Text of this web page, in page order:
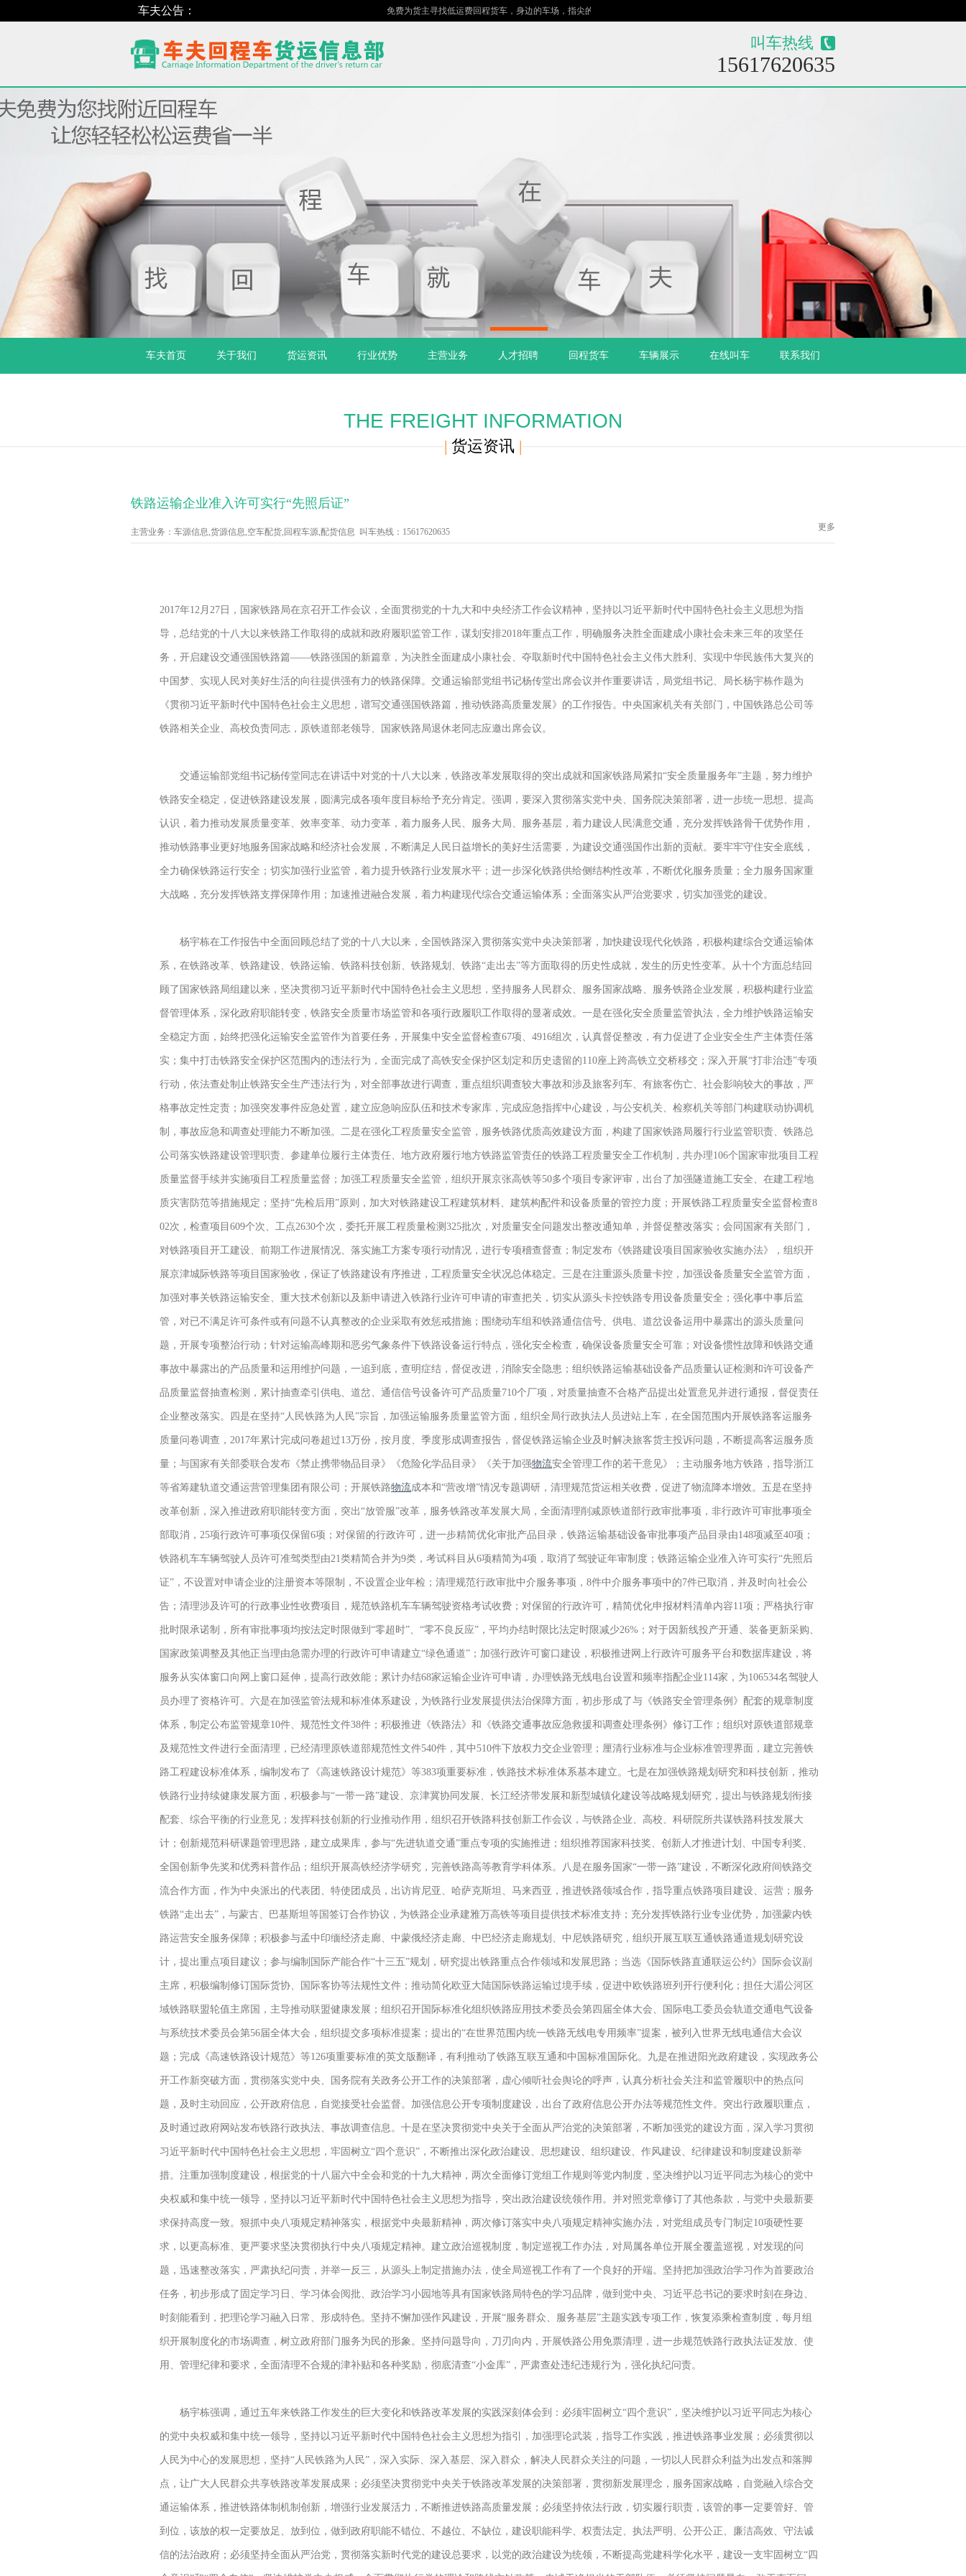
车夫公告： 免费为货主寻找低运费回程货车，身边的车场，指尖的货站！
叫车热线
15617620635
1 2
车夫首页 关于我们 货运资讯 行业优势 主营业务 人才招聘 回程货车 车辆展示 在线叫车 联系我们
THE FREIGHT INFORMATION
| 货运资讯 |
铁路运输企业准入许可实行“先照后证”
主营业务：车源信息,货源信息,空车配货,回程车源,配货信息 叫车热线：15617620635 更多
2017年12月27日，国家铁路局在京召开工作会议，全面贯彻党的十九大和中央经济工作会议精神，坚持以习近平新时代中国特色社会主义思想为指
导，总结党的十八大以来铁路工作取得的成就和政府履职监管工作，谋划安排2018年重点工作，明确服务决胜全面建成小康社会未来三年的攻坚任
务，开启建设交通强国铁路篇——铁路强国的新篇章，为决胜全面建成小康社会、夺取新时代中国特色社会主义伟大胜利、实现中华民族伟大复兴的
中国梦、实现人民对美好生活的向往提供强有力的铁路保障。交通运输部党组书记杨传堂出席会议并作重要讲话，局党组书记、局长杨宇栋作题为
《贯彻习近平新时代中国特色社会主义思想，谱写交通强国铁路篇，推动铁路高质量发展》的工作报告。中央国家机关有关部门，中国铁路总公司等
铁路相关企业、高校负责同志，原铁道部老领导、国家铁路局退休老同志应邀出席会议。
交通运输部党组书记杨传堂同志在讲话中对党的十八大以来，铁路改革发展取得的突出成就和国家铁路局紧扣“安全质量服务年”主题，努力维护
铁路安全稳定，促进铁路建设发展，圆满完成各项年度目标给予充分肯定。强调，要深入贯彻落实党中央、国务院决策部署，进一步统一思想、提高
认识，着力推动发展质量变革、效率变革、动力变革，着力服务人民、服务大局、服务基层，着力建设人民满意交通，充分发挥铁路骨干优势作用，
推动铁路事业更好地服务国家战略和经济社会发展，不断满足人民日益增长的美好生活需要，为建设交通强国作出新的贡献。要牢牢守住安全底线，
全力确保铁路运行安全；切实加强行业监管，着力提升铁路行业发展水平；进一步深化铁路供给侧结构性改革，不断优化服务质量；全力服务国家重
大战略，充分发挥铁路支撑保障作用；加速推进融合发展，着力构建现代综合交通运输体系；全面落实从严治党要求，切实加强党的建设。
杨宇栋在工作报告中全面回顾总结了党的十八大以来，全国铁路深入贯彻落实党中央决策部署，加快建设现代化铁路，积极构建综合交通运输体
系，在铁路改革、铁路建设、铁路运输、铁路科技创新、铁路规划、铁路“走出去”等方面取得的历史性成就，发生的历史性变革。从十个方面总结回
顾了国家铁路局组建以来，坚决贯彻习近平新时代中国特色社会主义思想，坚持服务人民群众、服务国家战略、服务铁路企业发展，积极构建行业监
督管理体系，深化政府职能转变，铁路安全质量市场监管和各项行政履职工作取得的显著成效。一是在强化安全质量监管执法，全力维护铁路运输安
全稳定方面，始终把强化运输安全监管作为首要任务，开展集中安全监督检查67项、4916组次，认真督促整改，有力促进了企业安全生产主体责任落
实；集中打击铁路安全保护区范围内的违法行为，全面完成了高铁安全保护区划定和历史遗留的110座上跨高铁立交桥移交；深入开展“打非治违”专项
行动，依法查处制止铁路安全生产违法行为，对全部事故进行调查，重点组织调查较大事故和涉及旅客列车、有旅客伤亡、社会影响较大的事故，严
格事故定性定责；加强突发事件应急处置，建立应急响应队伍和技术专家库，完成应急指挥中心建设，与公安机关、检察机关等部门构建联动协调机
制，事故应急和调查处理能力不断加强。二是在强化工程质量安全监管，服务铁路优质高效建设方面，构建了国家铁路局履行行业监管职责、铁路总
公司落实铁路建设管理职责、参建单位履行主体责任、地方政府履行地方铁路监管责任的铁路工程质量安全工作机制，共办理106个国家审批项目工程
质量监督手续并实施项目工程质量监督；加强工程质量安全监管，组织开展京张高铁等50多个项目专家评审，出台了加强隧道施工安全、在建工程地
质灾害防范等措施规定；坚持“先检后用”原则，加大对铁路建设工程建筑材料、建筑构配件和设备质量的管控力度；开展铁路工程质量安全监督检查8
02次，检查项目609个次、工点2630个次，委托开展工程质量检测325批次，对质量安全问题发出整改通知单，并督促整改落实；会同国家有关部门，
对铁路项目开工建设、前期工作进展情况、落实施工方案专项行动情况，进行专项稽查督查；制定发布《铁路建设项目国家验收实施办法》，组织开
展京津城际铁路等项目国家验收，保证了铁路建设有序推进，工程质量安全状况总体稳定。三是在注重源头质量卡控，加强设备质量安全监管方面，
加强对事关铁路运输安全、重大技术创新以及新申请进入铁路行业许可申请的审查把关，切实从源头卡控铁路专用设备质量安全；强化事中事后监
管，对已不满足许可条件或有问题不认真整改的企业采取有效惩戒措施；围绕动车组和铁路通信信号、供电、道岔设备运用中暴露出的源头质量问
题，开展专项整治行动；针对运输高峰期和恶劣气象条件下铁路设备运行特点，强化安全检查，确保设备质量安全可靠；对设备惯性故障和铁路交通
事故中暴露出的产品质量和运用维护问题，一追到底，查明症结，督促改进，消除安全隐患；组织铁路运输基础设备产品质量认证检测和许可设备产
品质量监督抽查检测，累计抽查牵引供电、道岔、通信信号设备许可产品质量710个厂项，对质量抽查不合格产品提出处置意见并进行通报，督促责任
企业整改落实。四是在坚持“人民铁路为人民”宗旨，加强运输服务质量监管方面，组织全局行政执法人员进站上车，在全国范围内开展铁路客运服务
质量问卷调查，2017年累计完成问卷超过13万份，按月度、季度形成调查报告，督促铁路运输企业及时解决旅客货主投诉问题，不断提高客运服务质
量；与国家有关部委联合发布《禁止携带物品目录》《危险化学品目录》《关于加强物流安全管理工作的若干意见》；主动服务地方铁路，指导浙江
等省筹建轨道交通运营管理集团有限公司；开展铁路物流成本和“营改增”情况专题调研，清理规范货运相关收费，促进了物流降本增效。五是在坚持
改革创新，深入推进政府职能转变方面，突出“放管服”改革，服务铁路改革发展大局，全面清理削减原铁道部行政审批事项，非行政许可审批事项全
部取消，25项行政许可事项仅保留6项；对保留的行政许可，进一步精简优化审批产品目录，铁路运输基础设备审批事项产品目录由148项减至40项；
铁路机车车辆驾驶人员许可准驾类型由21类精简合并为9类，考试科目从6项精简为4项，取消了驾驶证年审制度；铁路运输企业准入许可实行“先照后
证”，不设置对申请企业的注册资本等限制，不设置企业年检；清理规范行政审批中介服务事项，8件中介服务事项中的7件已取消，并及时向社会公
告；清理涉及许可的行政事业性收费项目，规范铁路机车车辆驾驶资格考试收费；对保留的行政许可，精简优化申报材料清单内容11项；严格执行审
批时限承诺制，所有审批事项均按法定时限做到“零超时”、“零不良反应”，平均办结时限比法定时限减少26%；对于因新线投产开通、装备更新采购、
国家政策调整及其他正当理由急需办理的行政许可申请建立“绿色通道”；加强行政许可窗口建设，积极推进网上行政许可服务平台和数据库建设，将
服务从实体窗口向网上窗口延伸，提高行政效能；累计办结68家运输企业许可申请，办理铁路无线电台设置和频率指配企业114家，为106534名驾驶人
员办理了资格许可。六是在加强监管法规和标准体系建设，为铁路行业发展提供法治保障方面，初步形成了与《铁路安全管理条例》配套的规章制度
体系，制定公布监管规章10件、规范性文件38件；积极推进《铁路法》和《铁路交通事故应急救援和调查处理条例》修订工作；组织对原铁道部规章
及规范性文件进行全面清理，已经清理原铁道部规范性文件540件，其中510件下放权力交企业管理；厘清行业标准与企业标准管理界面，建立完善铁
路工程建设标准体系，编制发布了《高速铁路设计规范》等383项重要标准，铁路技术标准体系基本建立。七是在加强铁路规划研究和科技创新，推动
铁路行业持续健康发展方面，积极参与“一带一路”建设、京津冀协同发展、长江经济带发展和新型城镇化建设等战略规划研究，提出与铁路规划衔接
配套、综合平衡的行业意见；发挥科技创新的行业推动作用，组织召开铁路科技创新工作会议，与铁路企业、高校、科研院所共谋铁路科技发展大
计；创新规范科研课题管理思路，建立成果库，参与“先进轨道交通”重点专项的实施推进；组织推荐国家科技奖、创新人才推进计划、中国专利奖、
全国创新争先奖和优秀科普作品；组织开展高铁经济学研究，完善铁路高等教育学科体系。八是在服务国家“一带一路”建设，不断深化政府间铁路交
流合作方面，作为中央派出的代表团、特使团成员，出访肯尼亚、哈萨克斯坦、马来西亚，推进铁路领域合作，指导重点铁路项目建设、运营；服务
铁路“走出去”，与蒙古、巴基斯坦等国签订合作协议，为铁路企业承建雅万高铁等项目提供技术标准支持；充分发挥铁路行业专业优势，加强蒙内铁
路运营安全服务保障；积极参与孟中印缅经济走廊、中蒙俄经济走廊、中巴经济走廊规划、中尼铁路研究，组织开展互联互通铁路通道规划研究设
计，提出重点项目建议；参与编制国际产能合作“十三五”规划，研究提出铁路重点合作领域和发展思路；当选《国际铁路直通联运公约》国际会议副
主席，积极编制修订国际货协、国际客协等法规性文件；推动简化欧亚大陆国际铁路运输过境手续，促进中欧铁路班列开行便利化；担任大湄公河区
域铁路联盟轮值主席国，主导推动联盟健康发展；组织召开国际标准化组织铁路应用技术委员会第四届全体大会、国际电工委员会轨道交通电气设备
与系统技术委员会第56届全体大会，组织提交多项标准提案；提出的“在世界范围内统一铁路无线电专用频率”提案，被列入世界无线电通信大会议
题；完成《高速铁路设计规范》等126项重要标准的英文版翻译，有利推动了铁路互联互通和中国标准国际化。九是在推进阳光政府建设，实现政务公
开工作新突破方面，贯彻落实党中央、国务院有关政务公开工作的决策部署，虚心倾听社会舆论的呼声，认真分析社会关注和监管履职中的热点问
题，及时主动回应，公开政府信息，自觉接受社会监督。加强信息公开专项制度建设，出台了政府信息公开办法等规范性文件。突出行政履职重点，
及时通过政府网站发布铁路行政执法、事故调查信息。十是在坚决贯彻党中央关于全面从严治党的决策部署，不断加强党的建设方面，深入学习贯彻
习近平新时代中国特色社会主义思想，牢固树立“四个意识”，不断推出深化政治建设、思想建设、组织建设、作风建设、纪律建设和制度建设新举
措。注重加强制度建设，根据党的十八届六中全会和党的十九大精神，两次全面修订党组工作规则等党内制度，坚决维护以习近平同志为核心的党中
央权威和集中统一领导，坚持以习近平新时代中国特色社会主义思想为指导，突出政治建设统领作用。并对照党章修订了其他条款，与党中央最新要
求保持高度一致。狠抓中央八项规定精神落实，根据党中央最新精神，两次修订落实中央八项规定精神实施办法，对党组成员专门制定10项硬性要
求，以更高标准、更严要求坚决贯彻执行中央八项规定精神。建立政治巡视制度，制定巡视工作办法，对局属各单位开展全覆盖巡视，对发现的问
题，迅速整改落实，严肃执纪问责，并举一反三，从源头上制定措施办法，使全局巡视工作有了一个良好的开端。坚持把加强政治学习作为首要政治
任务，初步形成了固定学习日、学习体会阅批、政治学习小园地等具有国家铁路局特色的学习品牌，做到党中央、习近平总书记的要求时刻在身边、
时刻能看到，把理论学习融入日常、形成特色。坚持不懈加强作风建设，开展“服务群众、服务基层”主题实践专项工作，恢复添乘检查制度，每月组
织开展制度化的市场调查，树立政府部门服务为民的形象。坚持问题导向，刀刃向内，开展铁路公用免票清理，进一步规范铁路行政执法证发放、使
用、管理纪律和要求，全面清理不合规的津补贴和各种奖励，彻底清查“小金库”，严肃查处违纪违规行为，强化执纪问责。
杨宇栋强调，通过五年来铁路工作发生的巨大变化和铁路改革发展的实践深刻体会到：必须牢固树立“四个意识”，坚决维护以习近平同志为核心
的党中央权威和集中统一领导，坚持以习近平新时代中国特色社会主义思想为指引，加强理论武装，指导工作实践，推进铁路事业发展；必须贯彻以
人民为中心的发展思想，坚持“人民铁路为人民”，深入实际、深入基层、深入群众，解决人民群众关注的问题，一切以人民群众利益为出发点和落脚
点，让广大人民群众共享铁路改革发展成果；必须坚决贯彻党中央关于铁路改革发展的决策部署，贯彻新发展理念，服务国家战略，自觉融入综合交
通运输体系，推进铁路体制机制创新，增强行业发展活力，不断推进铁路高质量发展；必须坚持依法行政，切实履行职责，该管的事一定要管好、管
到位，该放的权一定要放足、放到位，做到政府职能不错位、不越位、不缺位，建设职能科学、权责法定、执法严明、公开公正、廉洁高效、守法诚
信的法治政府；必须坚持全面从严治党，贯彻落实新时代党的建设总要求，以党的政治建设为统领，不断提高党建科学化水平，建设一支牢固树立“四